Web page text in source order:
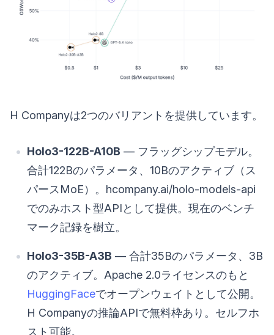
H Companyは2つのバリアントを提供しています。
Holo3-122B-A10B — フラッグシップモデル。
合計122Bのパラメータ、10Bのアクティブ（ス
パースMoE）。hcompany.ai/holo-models-api
でのみホスト型APIとして提供。現在のベンチ
マーク記録を樹立。
Holo3-35B-A3B — 合計35Bのパラメータ、3B
のアクティブ。Apache 2.0ライセンスのもと
HuggingFaceでオープンウェイトとして公開。
H Companyの推論APIで無料枠あり。セルフホ
スト可能。